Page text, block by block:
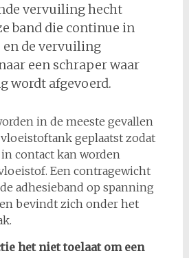
vervuiling hecht
band die continue in
en de vervuiling
een schraper waar
wordt afgevoerd.
in de meeste gevallen
geplaatst zodat
contact kan worden
Een contragewicht
adhesieband op spanning
bevindt zich onder het
het niet toelaat om een